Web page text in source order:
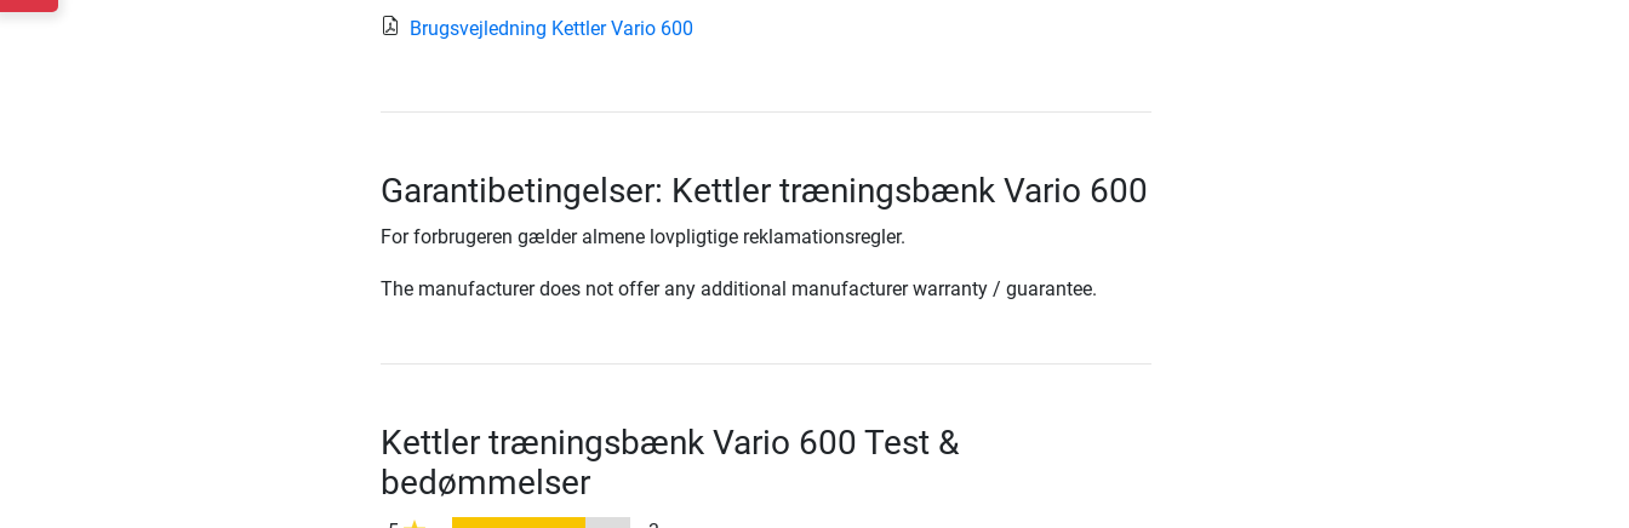
Brugsvejledning Kettler Vario 600
Garantibetingelser: Kettler træningsbænk Vario 600
For forbrugeren gælder almene lovpligtige reklamationsregler.
The manufacturer does not offer any additional manufacturer warranty / guarantee.
Kettler træningsbænk Vario 600 Test &
bedømmelser